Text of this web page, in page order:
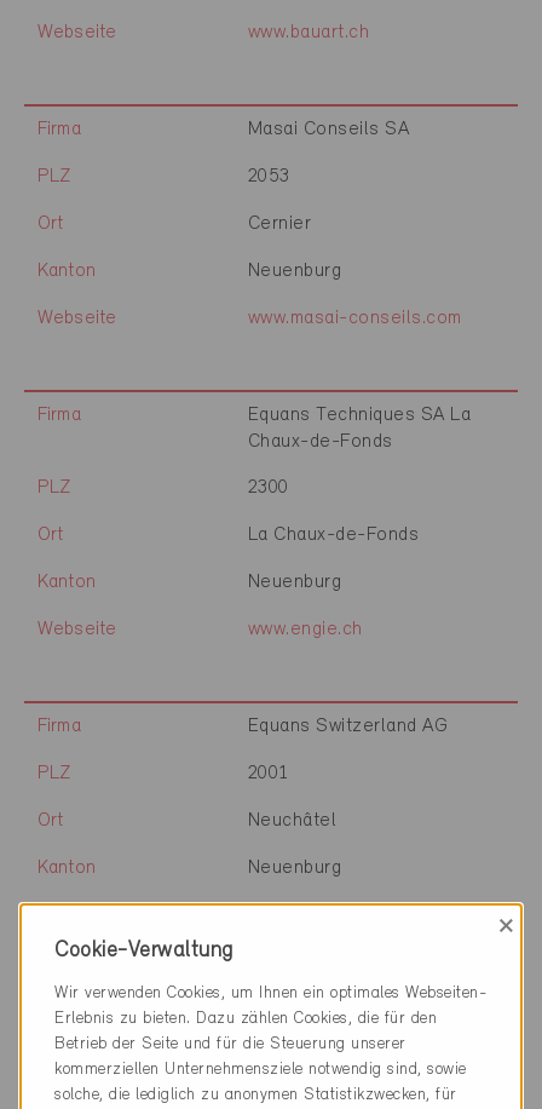
Webseite www.bauart.ch
Firma Masai Conseils SA
PLZ 2053
Ort Cernier
Kanton Neuenburg
Webseite www.masai-conseils.com
Firma
Equans Techniques SA La
Chaux-de-Fonds
PLZ 2300
Ort La Chaux-de-Fonds
Kanton Neuenburg
Webseite www.engie.ch
Firma Equans Switzerland AG
PLZ 2001
Ort Neuchâtel
Kanton Neuenburg
Firma DPC SA
PLZ 2074
Cookie-Verwaltung
×
Wir verwenden Cookies, um Ihnen ein optimales Webseiten-
Erlebnis zu bieten. Dazu zählen Cookies, die für den
Betrieb der Seite und für die Steuerung unserer
kommerziellen Unternehmensziele notwendig sind, sowie
solche, die lediglich zu anonymen Statistikzwecken, für